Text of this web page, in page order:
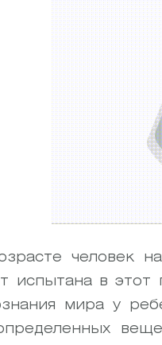
человек
испытана в
мира у